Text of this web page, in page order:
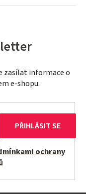
zasílat informace o
e-shopu.
ochrany
PŘIHLÁSIT SE